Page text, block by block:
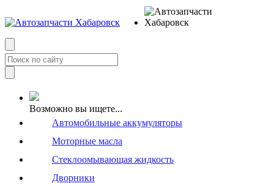
Возможно вы ищете...
Автомобильные аккумуляторы
Моторные масла
Стеклоомывающая жидкость
Дворники